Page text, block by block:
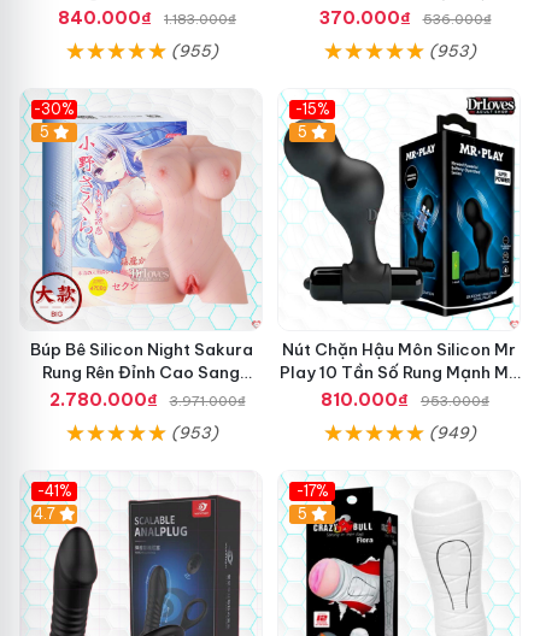
Thật Giá Tốt
840.000₫ 1.183.000₫
(955)
tăng hưng phấn
370.000₫ 536.000₫
(953)
-30%
Hot
5
Búp Bê Silicon Night Sakura
Rung Rên Đỉnh Cao Sang
Trọng
2.780.000₫ 3.971.000₫
(953)
-15%
Hot
5
Nút Chặn Hậu Môn Silicon Mr
Play 10 Tần Số Rung Mạnh Mẽ
Kích Thích
810.000₫ 953.000₫
(949)
-41%
Hot
4.7
-17%
5